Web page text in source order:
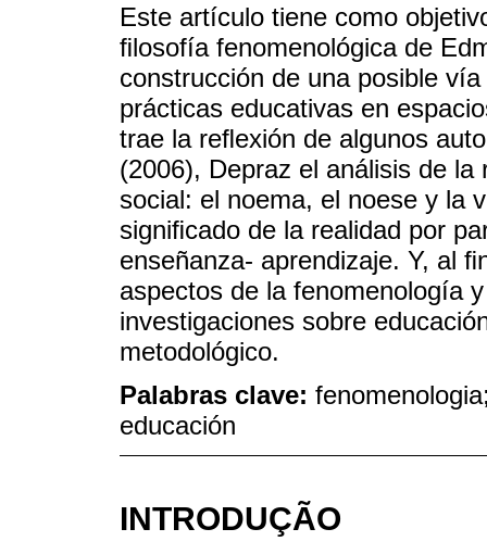
Este artículo tiene como
ﬁlosofía fenomenológica de
construcción de una posible
prácticas educativas en
trae la reﬂexión de algunos
(2006), Depraz el análisis de
social: el noema, el noese y la
signiﬁcado de la realidad por
enseñanza- aprendizaje. Y, al
aspectos de la fenomenología
investigaciones sobre
metodológico.
Palabras clave:
educación
INTRODUÇÃO